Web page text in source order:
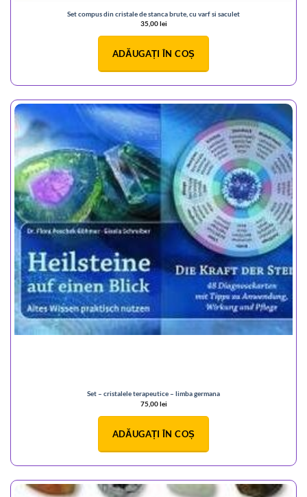
Set compus din cristale de stanca brute, cu varf si saculet
35,00lei
ADĂUGAȚI ÎN COȘ
Set – cristalele terapeutice – limba germana
75,00lei
ADĂUGAȚI ÎN COȘ